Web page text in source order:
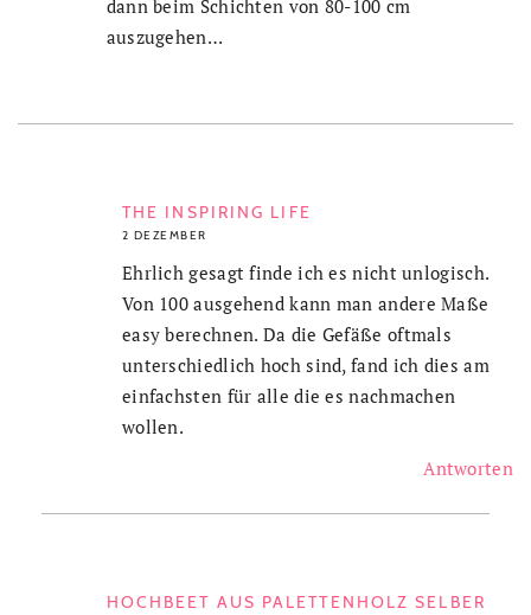
dann beim Schichten von 80-100 cm
auszugehen…
THE INSPIRING LIFE
2 DEZEMBER
Ehrlich gesagt finde ich es nicht unlogisch.
Von 100 ausgehend kann man andere Maße
easy berechnen. Da die Gefäße oftmals
unterschiedlich hoch sind, fand ich dies am
einfachsten für alle die es nachmachen
wollen.
HOCHBEET AUS PALETTENHOLZ SELBER
Antworten